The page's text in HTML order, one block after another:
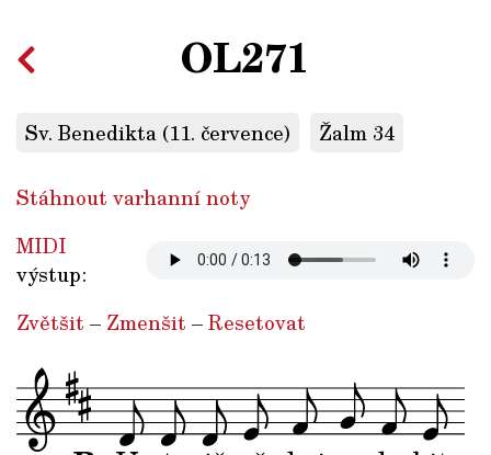
OL271
Sv. Benedikta (11. července) Žalm 34
Stáhnout varhanní noty
MIDI
výstup:
Zvětšit – Zmenšit –Resetovat